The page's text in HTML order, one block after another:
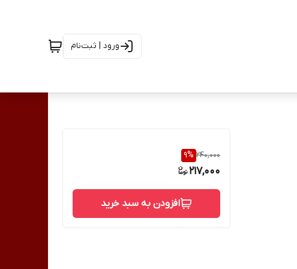
ورود | ثبت‌نام
240,000
9%
217,000
افزودن به سبد خرید